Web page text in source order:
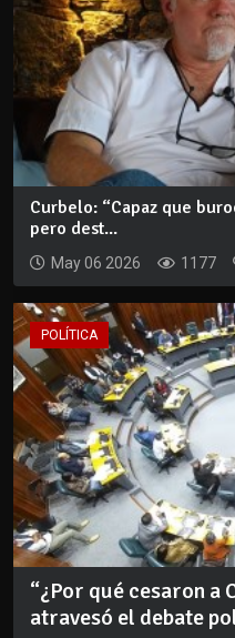
Curbelo: “Capaz que
pero dest...
May 06 2026 1177
POLÍTICA
“¿Por qué cesaron a
atravesó el debate